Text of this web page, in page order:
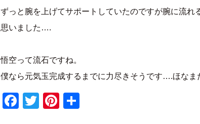
ずっと腕を上げてサポートしていたのですが腕に流れ
思いました….
悟空って流石ですね。
僕なら元気玉完成するまでに力尽きそうです….ほなま
Facebook
TwitterPinterest